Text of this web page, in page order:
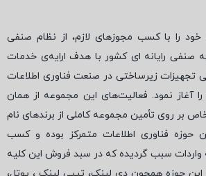
خود را با کسب مجوزهای لازم، از نظام صنفی
صنفی رایانه ای کشور با هدف ارایه‌ی خدمات
تجهیزات زیرساختی در صنعت فناوری اطلاعات
آغاز نمود. فعالیت‌های این مجموعه از همان
بر روی تأمین مجموعه کاملی از برندهای نام
حوزه فناوری اطلاعات متمرکز بوده و کسب
واردات سبب گردیده که در سبد فروش این کلیه
این حوزه همچون دی لینک، تیپی لینک ، یوتل،